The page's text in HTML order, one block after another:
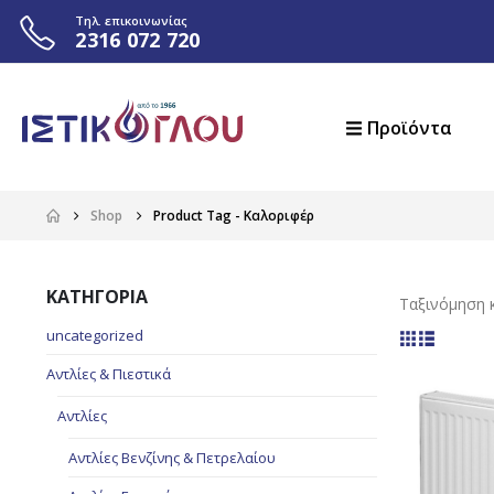
Τηλ. επικοινωνίας
2316 072 720
Προϊόντα
Shop Product Tag - Καλοριφέρ
Ταξινόμηση
ΚΑΤΗΓΟΡΙΑ
uncategorized
Αντλίες & Πιεστικά
Αντλίες
Αντλίες Βενζίνης & Πετρελαίου